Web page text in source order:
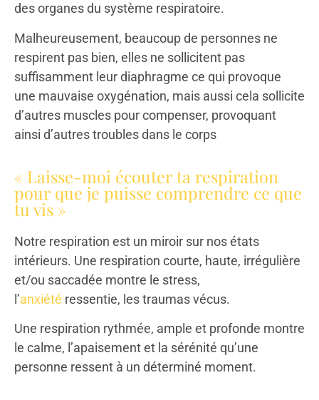
des organes du système respiratoire.
Malheureusement, beaucoup de personnes ne
respirent pas bien, elles ne sollicitent pas
suffisamment leur diaphragme ce qui provoque
une mauvaise oxygénation, mais aussi cela sollicite
d’autres muscles pour compenser, provoquant
ainsi d’autres troubles dans le corps
« Laisse-moi écouter ta respiration
pour que je puisse comprendre ce que
tu vis »
Notre respiration est un miroir sur nos états
intérieurs. Une respiration courte, haute, irrégulière
et/ou saccadée montre le stress,
l’anxiété ressentie, les traumas vécus.
Une respiration rythmée, ample et profonde montre
le calme, l’apaisement et la sérénité qu’une
personne ressent à un déterminé moment.